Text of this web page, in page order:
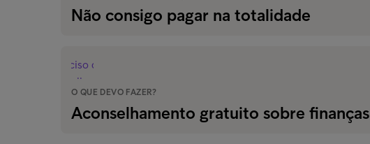
Não consigo pagar na totalidade
O QUE DEVO FAZER?
Aconselhamento gratuito sobre finanças